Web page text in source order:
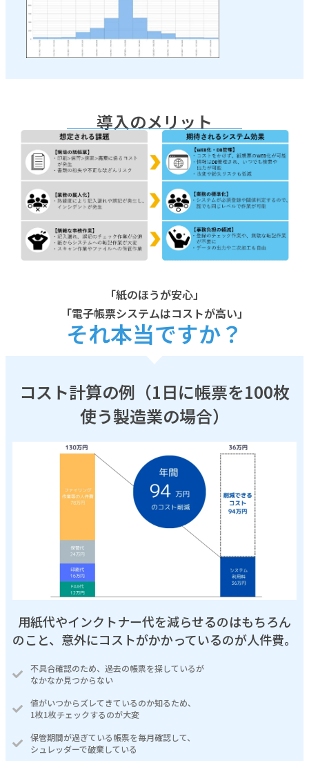
導入のメリット
「紙のほうが安心」
「電子帳票システムはコストが高い」
それ本当ですか？
コスト計算の例（1日に帳票を100枚
使う製造業の場合）
用紙代やインクトナー代を減らせるのはもちろん
のこと、意外にコストがかかっているのが人件費。
不具合確認のため、過去の帳票を探しているが
なかなか見つからない
値がいつからズレてきているのか知るため、
1枚1枚チェックするのが大変
保管期間が過ぎている帳票を毎月確認して、
シュレッダーで破棄している